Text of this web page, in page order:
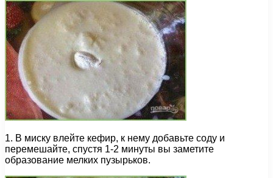
1. В миску влейте кефир, к нему добавьте соду и
перемешайте, спустя 1-2 минуты вы заметите
образование мелких пузырьков.